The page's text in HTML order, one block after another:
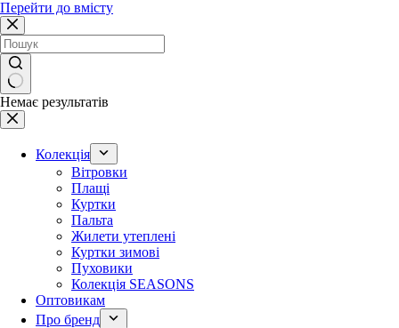
Перейти до вмісту
Немає результатів
Колекція
Вітровки
Плащі
Куртки
Пальта
Жилети утеплені
Куртки зимові
Пуховики
Колекція SEASONS
Оптовикам
Про бренд